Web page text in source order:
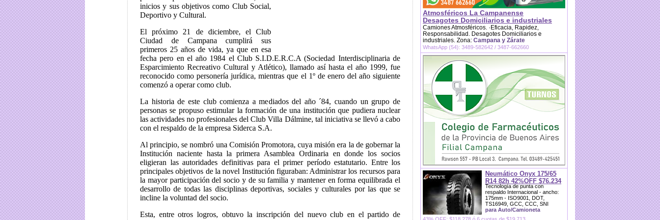
inicios y sus objetivos como Club Social,
Deportivo y Cultural.
El próximo 21 de diciembre, el Club
Ciudad de Campana cumplirá sus
primeros 25 años de vida, ya que en esa
fecha pero en el año 1984 el Club S.I.D.E.R.C.A (Sociedad Interdisciplinaria de
Esparcimiento Recreativo Cultural y Atlético), llamado así hasta el año 1999, fue
reconocido como personería jurídica, mientras que el 1º de enero del año siguiente
comenzó a operar como club.
La historia de este club comienza a mediados del año ´84, cuando un grupo de
personas se propuso estimular la formación de una institución que pudiera nuclear
las actividades no profesionales del Club Villa Dálmine, tal iniciativa se llevó a cabo
con el respaldo de la empresa Siderca S.A.
Al principio, se nombró una Comisión Promotora, cuya misión era la de gobernar la
Institución naciente hasta la primera Asamblea Ordinaria en donde los socios
eligieran las autoridades definitivas para el primer período estatutario. Entre los
principales objetivos de la novel Institución figuraban: Administrar los recursos para
la mayor participación del socio y de su familia y mantener en forma equilibrada el
desarrollo de todas las disciplinas deportivas, sociales y culturales por las que se
incline la voluntad del socio.
Esta, entre otros logros, obtuvo la inscripción del nuevo club en el partido de
Atmosféricos La Campanense
Desagotes Domiciliarios e industriales
Camiones Atmosféricos. ·Eficacia, Rapidez,
Responsabilidad. Desagotes Domiciliarios e
industriales. Zona: Campana y Zárate
WhatsApp (54): 3489-582642 / 3487-662660
Neumático Onyx 175/65
R14 82h 42%OFF $76.234
Tecnología de punta con
respaldo Internacional - ancho:
175mm - ISO9001, DOT,
TS16949, GCC, CCC, SNI
para Auto/Camioneta